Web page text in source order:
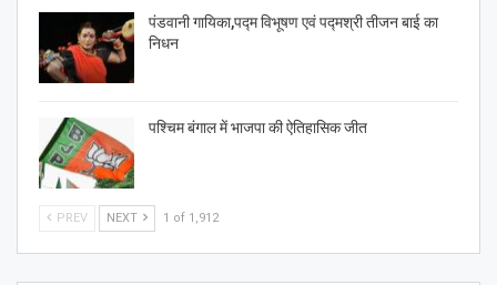
पंडवानी गायिका,पद्म विभूषण एवं पद्मश्री तीजन बाई का
निधन
पश्चिम बंगाल में भाजपा की ऐतिहासिक जीत
PREV NEXT 1 of 1,912